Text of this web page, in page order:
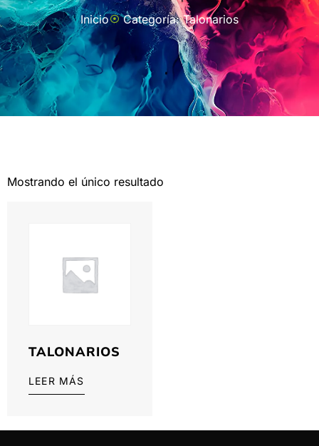
Inicio Categoría: Talonarios
Mostrando el único resultado
TALONARIOS
LEER MÁS